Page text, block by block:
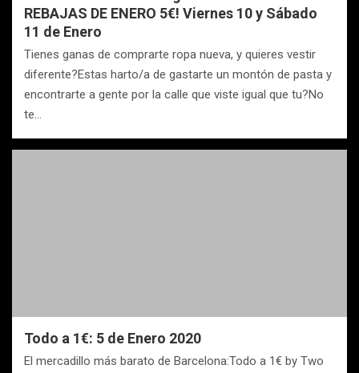
REBAJAS DE ENERO 5€! Viernes 10 y Sábado
11 de Enero
Tienes ganas de comprarte ropa nueva, y quieres vestir
diferente?Estas harto/a de gastarte un montón de pasta y
encontrarte a gente por la calle que viste igual que tu?No
te…
Todo a 1€: 5 de Enero 2020
El mercadillo más barato de Barcelona:Todo a 1€ by Two